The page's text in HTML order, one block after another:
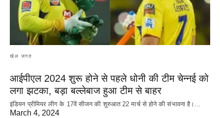
खेल जगत
आईपीएल 2024 शुरू होने से पहले धोनी की टीम चेन्नई को
लगा झटका, बड़ा बल्लेबाज हुआ टीम से बाहर
इंडियन प्रीमियर लीग के 17वें सीजन की शुरुआत 22 मार्च से होने की संभावना है।…
March 4, 2024